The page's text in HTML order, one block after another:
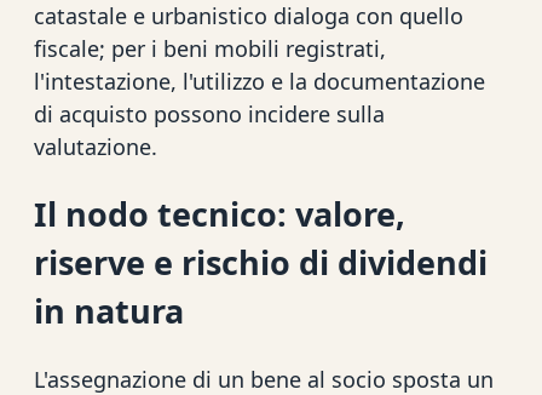
catastale e urbanistico dialoga con quello
fiscale; per i beni mobili registrati,
l'intestazione, l'utilizzo e la documentazione
di acquisto possono incidere sulla
valutazione.
Il nodo tecnico: valore,
riserve e rischio di dividendi
in natura
L'assegnazione di un bene al socio sposta un